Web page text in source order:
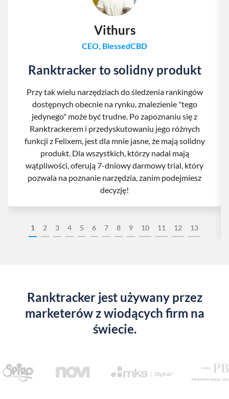
1 2 3 4 5 6 7 8 9 10 11 12 13
Vithurs
CEO, BlessedCBD
Ranktracker to solidny produkt
Przy tak wielu narzędziach do śledzenia rankingów
dostępnych obecnie na rynku, znalezienie "tego
jedynego" może być trudne. Po zapoznaniu się z
Ranktrackerem i przedyskutowaniu jego różnych
funkcji z Felixem, jest dla mnie jasne, że mają solidny
produkt. Dla wszystkich, którzy nadal mają
wątpliwości, oferują 7-dniowy darmowy trial, który
pozwala na poznanie narzędzia, zanim podejmiesz
decyzję!
Ranktracker jest używany przez
marketerów z wiodących firm na
świecie.